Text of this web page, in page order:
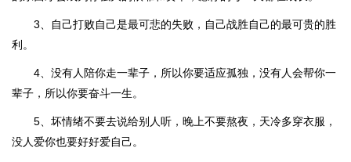
3、自己打败自己是最可悲的失败，自己战胜自己的最可贵的胜
利。
4、没有人陪你走一辈子，所以你要适应孤独，没有人会帮你一
辈子，所以你要奋斗一生。
5、坏情绪不要去说给别人听，晚上不要熬夜，天冷多穿衣服，
没人爱你也要好好爱自己。